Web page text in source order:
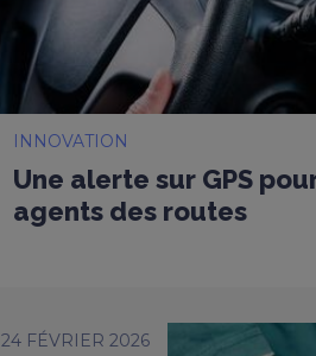
INNOVATION
Une alerte sur GPS
agents des routes
24 FÉVRIER 2026